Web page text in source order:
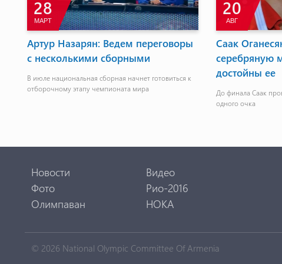
13
СЕН
Молодежная сборная по тяжелой
атлетике выступит на чемпионате
Европы
Молодежная сборная Армении по тяжелой атлетике
28
ИЮНЬ
Минск-2019:
принял
травмой и
Тонаканян сломал
Новости
Видео
Фото
Рио-2016
Олимпаван
НОКА
© 2026 National Olympic Committee Of Armenia